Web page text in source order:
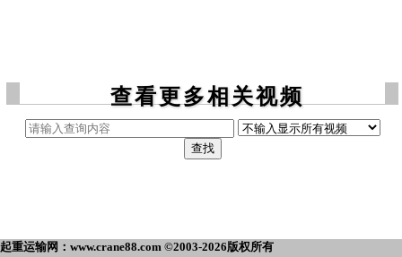
查看更多相关视频
起重运输网：www.crane88.com ©2003-2026版权所有